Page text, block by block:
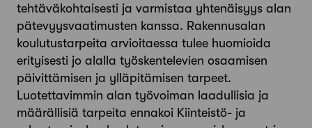
tehtäväkohtaisesti ja varmistaa yhtenäisyys alan
pätevyysvaatimusten kanssa. Rakennusalan
koulutustarpeita arvioitaessa tulee huomioida
erityisesti jo alalla työskentelevien osaamisen
päivittämisen ja ylläpitämisen tarpeet.
Luotettavimmin alan työvoiman laadullisia ja
määrällisiä tarpeita ennakoi Kiinteistö- ja